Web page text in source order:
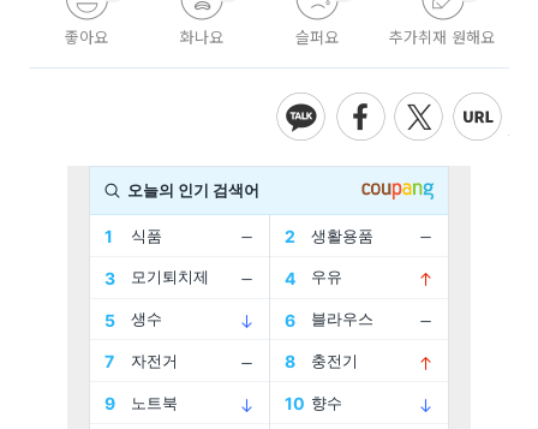
좋아요 화나요 슬퍼요 추가취재 원해요